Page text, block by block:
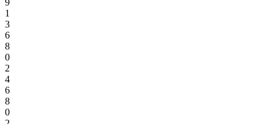
1
3
6
8
0
2
4
6
8
0